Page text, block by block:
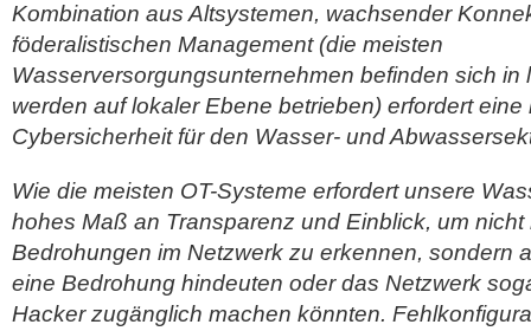
Kombination aus Altsystemen, wachsender
föderalistischen Management (die meisten
Wasserversorgungsunternehmen befinden sich in
werden auf lokaler Ebene betrieben) erfordert eine
Cybersicherheit für den Wasser- und
Wie die meisten OT-Systeme erfordert unsere
hohes Maß an Transparenz und Einblick, um nicht
Bedrohungen im Netzwerk zu erkennen, sondern
eine Bedrohung hindeuten oder das Netzwerk
Hacker zugänglich machen könnten.